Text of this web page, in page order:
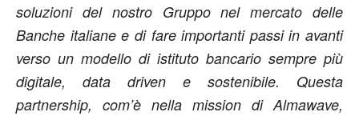
soluzioni del nostro Gruppo nel mercato delle
Banche italiane e di fare importanti passi in avanti
verso un modello di istituto bancario sempre più
digitale, data driven e sostenibile. Questa
partnership, com’è nella mission di Almawave,